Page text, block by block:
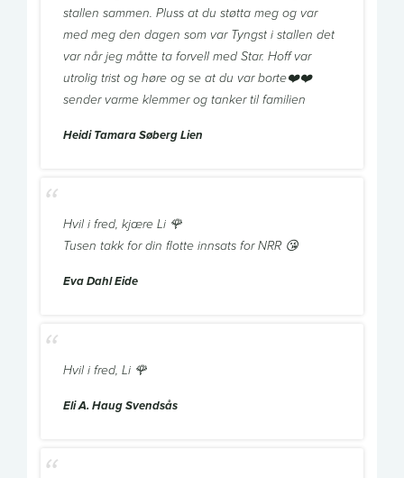
stallen sammen. Pluss at du støtta meg og var
med meg den dagen som var Tyngst i stallen det
var når jeg måtte ta forvell med Star. Hoff var
utrolig trist og høre og se at du var borte❤️❤️
sender varme klemmer og tanker til familien
Heidi Tamara Søberg Lien
Hvil i fred, kjære Li 🌹
Tusen takk for din flotte innsats for NRR 😘
Eva Dahl Eide
Hvil i fred, Li 🌹
Eli A. Haug Svendsås